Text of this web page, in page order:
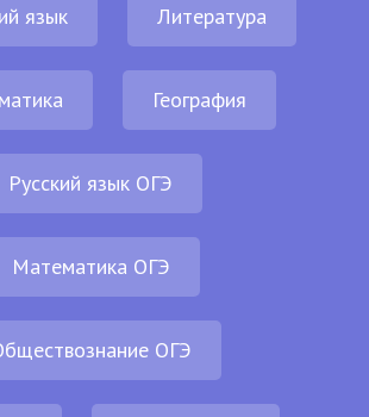
язык Литература
География
Русский язык ОГЭ
Математика ОГЭ
ОГЭ